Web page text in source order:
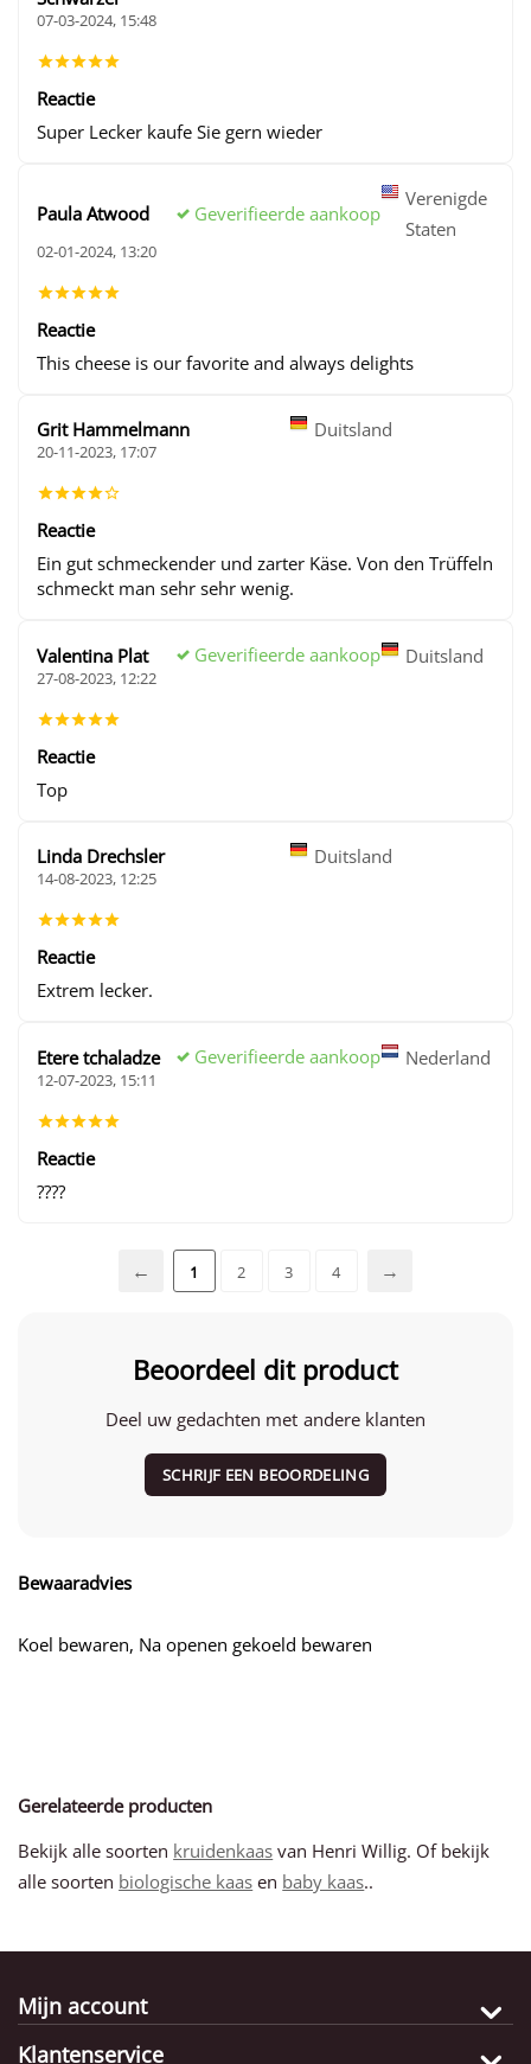
07-03-2024, 15:48
Reactie
Super Lecker kaufe Sie gern wieder
Paula Atwood Geverifieerde aankoop
Verenigde
Staten
02-01-2024, 13:20
Reactie
This cheese is our favorite and always delights
Grit Hammelmann Duitsland
20-11-2023, 17:07
Reactie
Ein gut schmeckender und zarter Käse. Von den Trüffeln
schmeckt man sehr sehr wenig.
Valentina Plat Geverifieerde aankoop Duitsland
27-08-2023, 12:22
Reactie
Top
Linda Drechsler Duitsland
14-08-2023, 12:25
Reactie
Extrem lecker.
Etere tchaladze Geverifieerde aankoop Nederland
12-07-2023, 15:11
Reactie
????
1 2 3 4
Beoordeel dit product
Deel uw gedachten met andere klanten
SCHRIJF EEN BEOORDELING
Bewaaradvies
Koel bewaren, Na openen gekoeld bewaren
Gerelateerde producten
Bekijk alle soorten kruidenkaas van Henri Willig. Of bekijk
alle soorten biologische kaas en baby kaas..
Mijn account
Klantenservice